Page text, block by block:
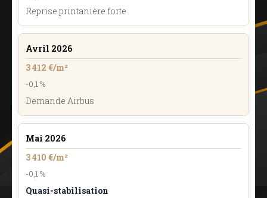
Reprise printanière forte
Avril 2026
3 412 €/m²
-0,1 %
Demande Airbus
Mai 2026
3 410 €/m²
-0,1 %
Quasi-stabilisation